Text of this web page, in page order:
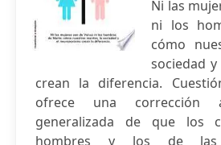
Ni las
ni los
cómo
sociedad
crean la diferencia.
ofrece una corrección
generalizada de que los
hombres y los de las